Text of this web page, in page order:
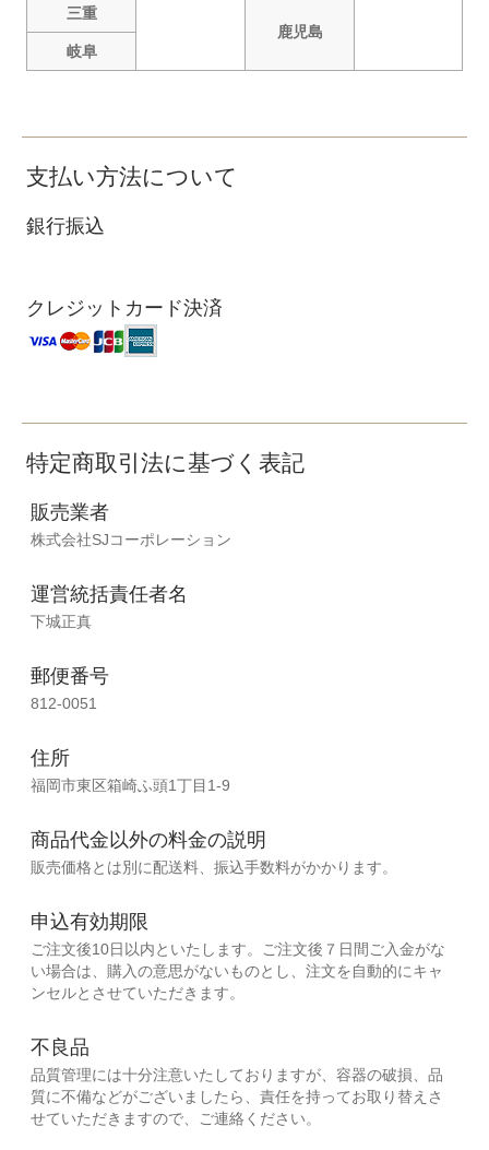
三重
鹿児島
岐阜
支払い方法について
銀行振込
クレジットカード決済
特定商取引法に基づく表記
販売業者
株式会社SJコーポレーション
運営統括責任者名
下城正真
郵便番号
812-0051
住所
福岡市東区箱崎ふ頭1丁目1-9
商品代金以外の料金の説明
販売価格とは別に配送料、振込手数料がかかります。
申込有効期限
ご注文後10日以内といたします。ご注文後７日間ご入金がな
い場合は、購入の意思がないものとし、注文を自動的にキャ
ンセルとさせていただきます。
不良品
品質管理には十分注意いたしておりますが、容器の破損、品
質に不備などがございましたら、責任を持ってお取り替えさ
せていただきますので、ご連絡ください。